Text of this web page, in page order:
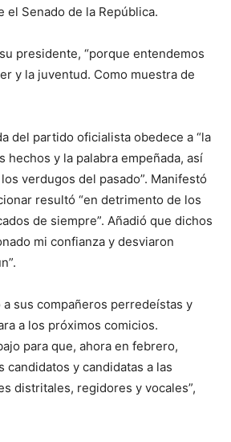
el Senado de la República.
presidente, “porque entendemos
y la juventud. Como muestra de
del partido oficialista obedece a “la
hechos y la palabra empeñada, así
verdugos del pasado”. Manifestó
resultó “en detrimento de los
de siempre”. Añadió que dichos
mi confianza y desviaron
sus compañeros perredeístas y
a los próximos comicios.
para que, ahora en febrero,
candidatos y candidatas a las
distritales, regidores y vocales”,